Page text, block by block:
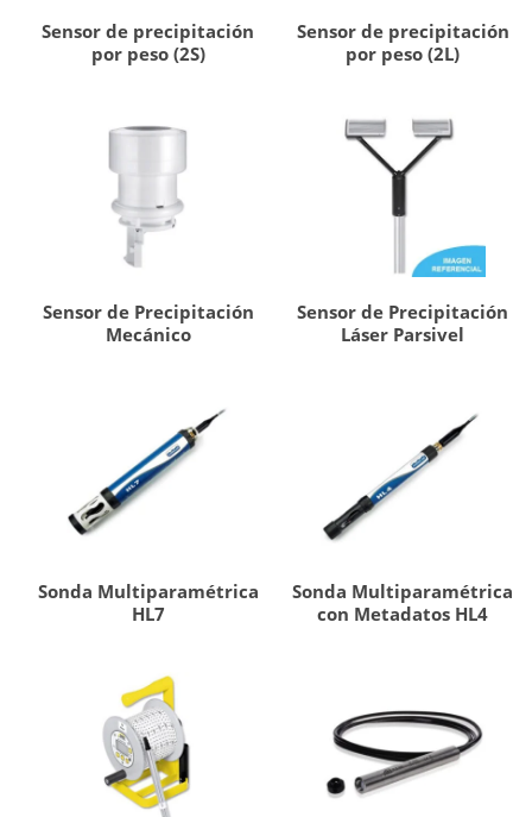
Sensor de precipitación
por peso (2S)
Sensor de precipitación
por peso (2L)
Sensor de Precipitación
Mecánico
Sensor de Precipitación
Láser Parsivel
Sonda Multiparamétrica
HL7
Sonda Multiparamétrica
con Metadatos HL4